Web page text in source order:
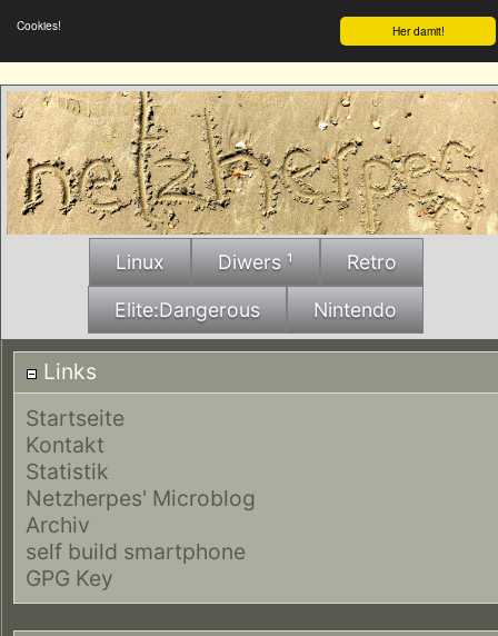
Her damit!
Cookies!
Linux Diwers ¹ Retro
Elite:Dangerous Nintendo
Links
Startseite
Kontakt
Statistik
Netzherpes' Microblog
Archiv
self build smartphone
GPG Key